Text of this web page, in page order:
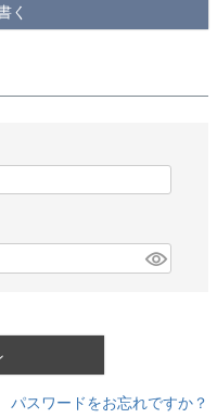
く
パスワードをお忘れですか？